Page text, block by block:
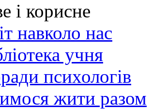
і корисне
навколо нас
учня
психологів
жити разом